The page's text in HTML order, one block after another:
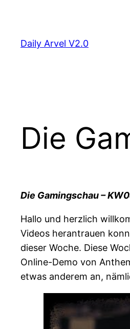
springen
Daily Arvel V2.0
Die
Die Gamingschau –
Hallo und herzlich
Videos herantrauen
dieser Woche. Diese
Online-Demo von
etwas anderem an,